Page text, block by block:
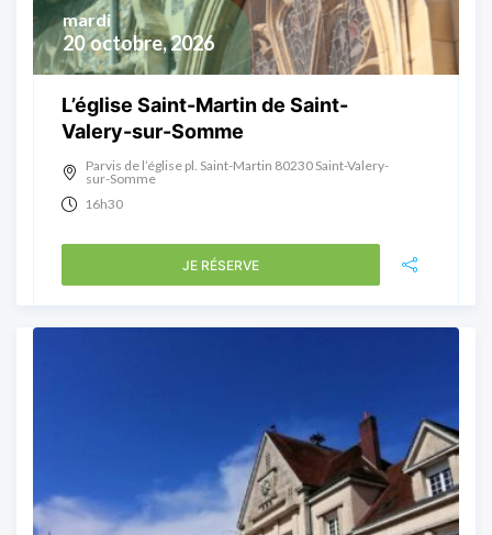
20 octobre, 2026
mardi
L’église Saint-Martin de Saint-
Valery-sur-Somme
Parvis de l’église pl. Saint-Martin 80230 Saint-Valery-
sur-Somme
16h30
JE RÉSERVE